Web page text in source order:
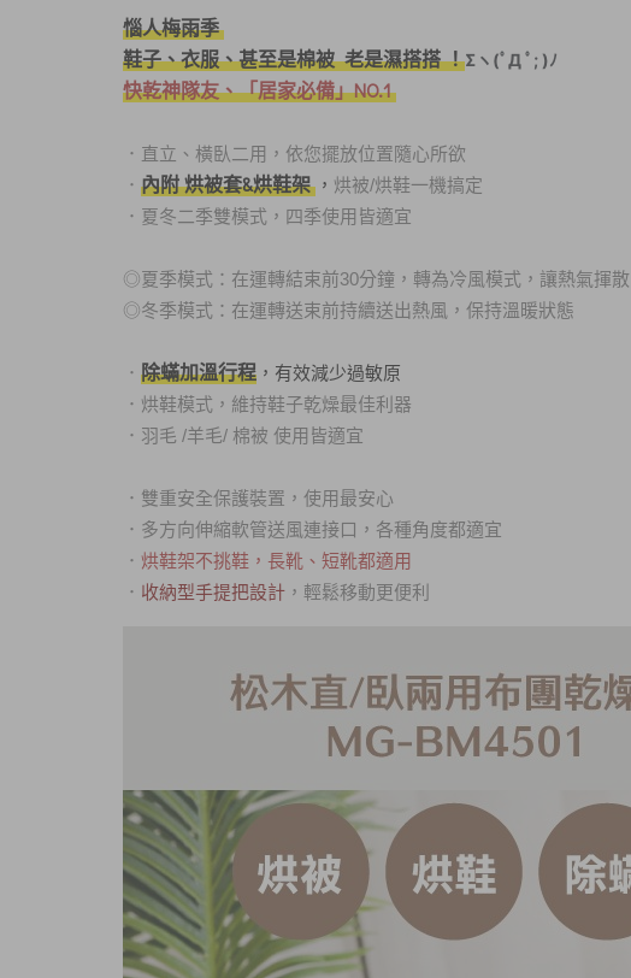
惱人梅雨季
鞋子、衣服、甚至是棉被 老是濕搭搭 ！Σヽ(ﾟД ﾟ; )ﾉ
快乾神隊友、「居家必備」NO.1
． 直立、橫臥二用，依您擺放位置隨心所欲
． 內附 烘被套&烘鞋架 ， 烘被/烘鞋一機搞定
． 夏冬二季雙模式，四季使用皆適宜
◎夏季模式：在運轉結束前30分鐘，轉為冷風模式，讓熱氣揮散
◎冬季模式：在運轉送束前持續送出熱風，保持溫暖狀態
． 除蟎加溫行程 ，有效減少過敏原
． 烘鞋模式，維持鞋子乾燥最佳利器
． 羽毛 /羊毛/ 棉被 使用皆適宜
． 雙重安全保護裝置，使用最安心
． 多方向伸縮軟管送風連接口，各種角度都適宜
． 烘鞋架不挑鞋，長靴、短靴都適用
． 收納型手提把設計 ，輕鬆移動更便利